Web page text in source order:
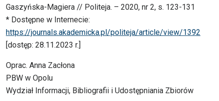
Gaszyńska-Magiera // Politeja. – 2020, nr 2, s. 123-131
* Dostępne w Internecie:
https://journals.akademicka.pl/politeja/article/view/1392
[dostęp: 28.11.2023 r.]
Oprac. Anna Zacłona
PBW w Opolu
Wydział Informacji, Bibliografii i Udostępniania Zbiorów